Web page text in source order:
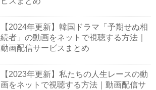
【2024年更新】韓国ドラマ「予期せぬ相
続者」の動画をネットで視聴する方法｜
動画配信サービスまとめ
【2023年更新】私たちの人生レースの動
画をネットで視聴する方法｜動画配信サ